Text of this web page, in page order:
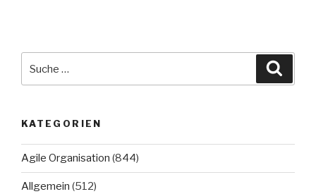
nach:
KATEGORIEN
Agile Organisation (844)
Allgemein (512)